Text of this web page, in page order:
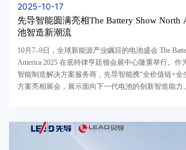
2025-10-17
先导智能圆满亮相The Battery Show North
池智造新潮流
10月7–9日，全球新能源产业瞩目的电池盛会 The
America 2025 在底特律亨廷顿会展中心隆重举行。作
智能制造解决方案服务商，先导智能携“全价值链+全
方案亮相展会，展示面向下一代电池的创新智造能力